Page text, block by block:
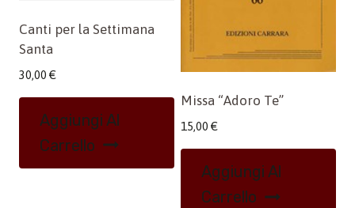
Canti per la Settimana
Santa
30,00 €
Aggiungi Al
Carrello
Missa “Adoro Te”
15,00 €
Aggiungi Al
Carrello